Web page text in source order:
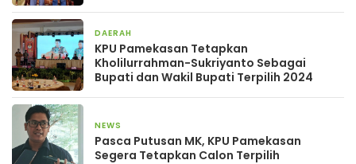
DAERAH
KPU Pamekasan Tetapkan
Kholilurrahman-Sukriyanto Sebagai
Bupati dan Wakil Bupati Terpilih 2024
NEWS
Pasca Putusan MK, KPU Pamekasan
Segera Tetapkan Calon Terpilih